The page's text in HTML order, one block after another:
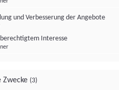
und Verbesserung der Angebote
Interesse
Zwecke (3)